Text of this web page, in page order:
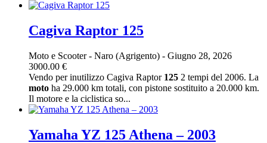
Cagiva Raptor 125
Moto e Scooter- Naro (Agrigento) - Giugno 28, 2026
3000.00 €
Vendo per inutilizzo Cagiva Raptor 125 2 tempi del 2006. La
moto ha 29.000 km totali, con pistone sostituito a 20.000 km.
Il motore e la ciclistica so...
Yamaha YZ 125 Athena – 2003